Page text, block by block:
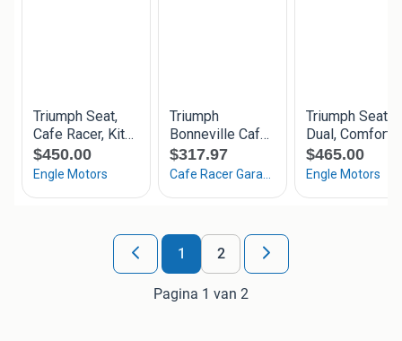
1 2
Pagina 1 van 2